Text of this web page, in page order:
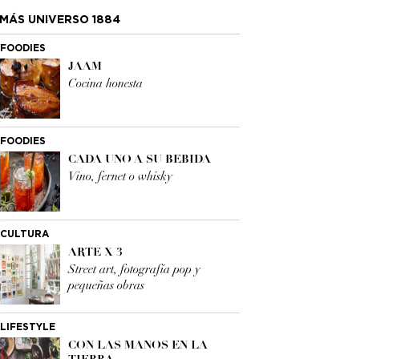
MÁS UNIVERSO 1884
FOODIES
JAAM
Cocina honesta
FOODIES
CADA UNO A SU BEBIDA
Vino, fernet o whisky
CULTURA
ARTE X 3
Street art, fotografía pop y
pequeñas obras
LIFESTYLE
CON LAS MANOS EN LA